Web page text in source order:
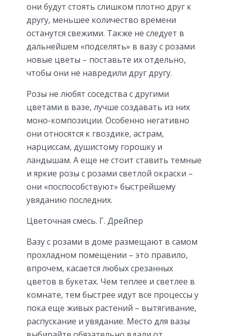
они будут стоять слишком плотно друг к
другу, меньшее количество времени
останутся свежими. Также не следует в
дальнейшем «подселять» в вазу с розами
новые цветы – поставьте их отдельно,
чтобы они не навредили друг другу.
Розы не любят соседства с другими
цветами в вазе, лучше создавать из них
моно-композиции. Особенно негативно
они относятся к гвоздике, астрам,
нарциссам, душистому горошку и
ландышам. А еще не стоит ставить темные
и яркие розы с розами светлой окраски –
они «поспособствуют» быстрейшему
увяданию последних.
Цветочная смесь. Г. Дрейпер
Вазу с розами в доме размещают в самом
прохладном помещении – это правило,
впрочем, касается любых срезанных
цветов в букетах. Чем теплее и светлее в
комнате, тем быстрее идут все процессы у
пока еще живых растений – вытягивание,
распускание и увядание. Место для вазы